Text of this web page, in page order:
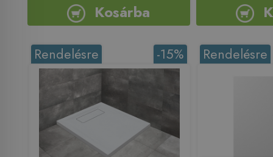
Kosárba
-15%
Rendelésre Rendelésre